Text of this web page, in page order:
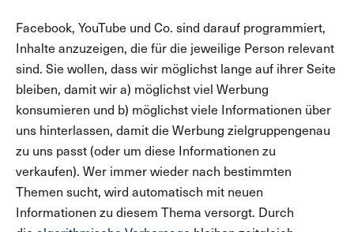
Facebook, YouTube und Co. sind darauf programmiert,
Inhalte anzuzeigen, die für die jeweilige Person relevant
sind. Sie wollen, dass wir möglichst lange auf ihrer Seite
bleiben, damit wir a) möglichst viel Werbung
konsumieren und b) möglichst viele Informationen über
uns hinterlassen, damit die Werbung zielgruppengenau
zu uns passt (oder um diese Informationen zu
verkaufen). Wer immer wieder nach bestimmten
Themen sucht, wird automatisch mit neuen
Informationen zu diesem Thema versorgt. Durch